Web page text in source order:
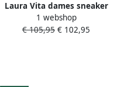
Laura Vita dames sneaker
roze multi
1 webshop
€ 105,95 € 102,95